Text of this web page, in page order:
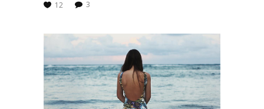
12 3